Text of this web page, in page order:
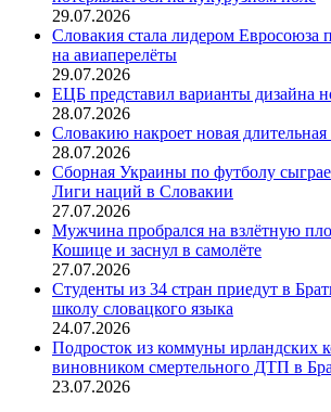
29.07.2026
Словакия стала лидером
на авиаперелёты
29.07.2026
ЕЦБ представил варианты дизайна
28.07.2026
Словакию накроет новая
28.07.2026
Сборная Украины по футболу
Лиги наций в Словакии
27.07.2026
Мужчина пробрался на взлётную
Кошице и заснул в самолёте
27.07.2026
Студенты из 34 стран приедут в
школу словацкого языка
24.07.2026
Подросток из коммуны ирландских
виновником смертельного ДТП в
23.07.2026